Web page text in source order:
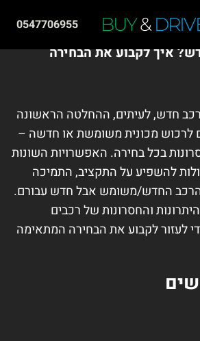
BUY&
0547706955
איך לקבוע את הבחירה
חדש, לעיתים, ההחלטה הראשונה
מכונית משומשת או חדשה –
בכל בחירה. האפשרויות השונות
להשפיע על התקציב, התמיכה
הרכב החדש/משומש אבל חדש עבורם.
והחסרונות של רכבים
לעזור לקבוע את הבחירה המתאימה